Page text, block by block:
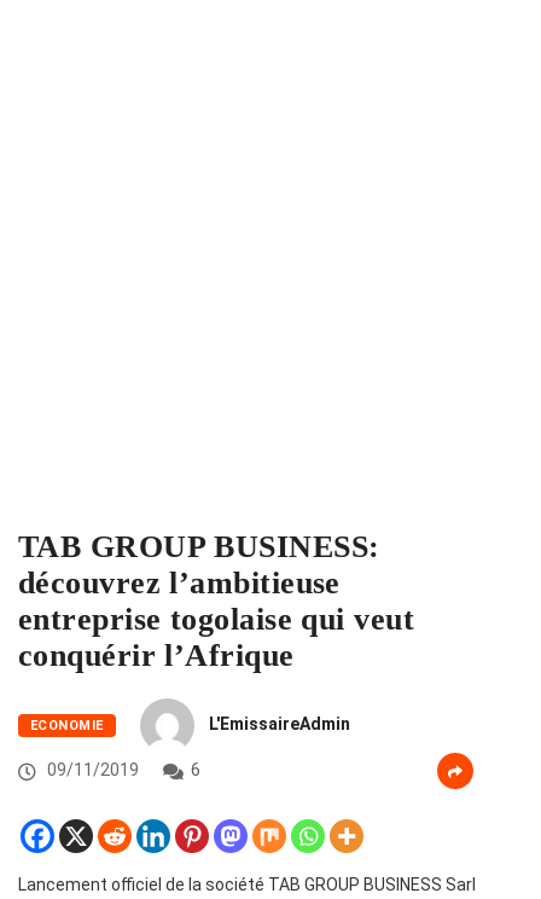
TAB GROUP BUSINESS:
découvrez l’ambitieuse
entreprise togolaise qui veut
conquérir l’Afrique
ECONOMIE L'EmissaireAdmin
09/11/2019 6
Lancement officiel de la société TAB GROUP BUSINESS Sarl